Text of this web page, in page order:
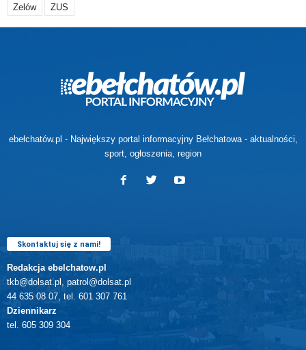
Zelów ZUS
ebełchatów.pl - Największy portal informacyjny Bełchatowa - aktualności,
sport, ogłoszenia, region
Skontaktuj się z nami!
Redakcja ebelchatow.pl
tkb@dolsat.pl, patrol@dolsat.pl
44 635 08 07, tel. 601 307 761
Dziennikarz
tel. 605 309 304